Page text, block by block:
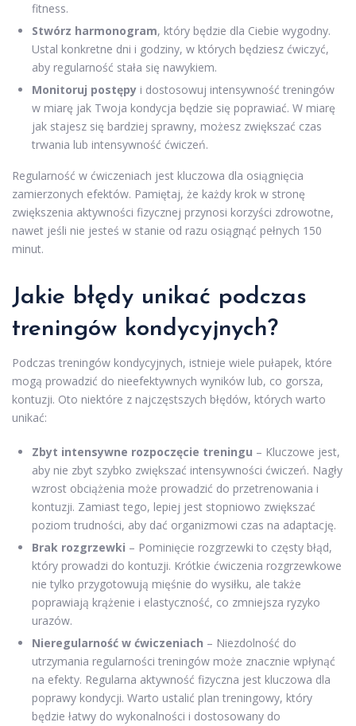
fitness.
Stwórz harmonogram, który będzie dla Ciebie wygodny.
Ustal konkretne dni i godziny, w których będziesz ćwiczyć,
aby regularność stała się nawykiem.
Monitoruj postępy i dostosowuj intensywność treningów
w miarę jak Twoja kondycja będzie się poprawiać. W miarę
jak stajesz się bardziej sprawny, możesz zwiększać czas
trwania lub intensywność ćwiczeń.
Regularność w ćwiczeniach jest kluczowa dla osiągnięcia
zamierzonych efektów. Pamiętaj, że każdy krok w stronę
zwiększenia aktywności fizycznej przynosi korzyści zdrowotne,
nawet jeśli nie jesteś w stanie od razu osiągnąć pełnych 150
minut.
Jakie błędy unikać podczas
treningów kondycyjnych?
Podczas treningów kondycyjnych, istnieje wiele pułapek, które
mogą prowadzić do nieefektywnych wyników lub, co gorsza,
kontuzji. Oto niektóre z najczęstszych błędów, których warto
unikać:
Zbyt intensywne rozpoczęcie treningu – Kluczowe jest,
aby nie zbyt szybko zwiększać intensywności ćwiczeń. Nagły
wzrost obciążenia może prowadzić do przetrenowania i
kontuzji. Zamiast tego, lepiej jest stopniowo zwiększać
poziom trudności, aby dać organizmowi czas na adaptację.
Brak rozgrzewki – Pominięcie rozgrzewki to częsty błąd,
który prowadzi do kontuzji. Krótkie ćwiczenia rozgrzewkowe
nie tylko przygotowują mięśnie do wysiłku, ale także
poprawiają krążenie i elastyczność, co zmniejsza ryzyko
urazów.
Nieregularność w ćwiczeniach – Niezdolność do
utrzymania regularności treningów może znacznie wpłynąć
na efekty. Regularna aktywność fizyczna jest kluczowa dla
poprawy kondycji. Warto ustalić plan treningowy, który
będzie łatwy do wykonalności i dostosowany do